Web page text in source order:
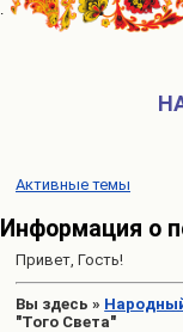
Активные темы
Информация о
Привет, Гость!
Вы здесь »
"Того Света"